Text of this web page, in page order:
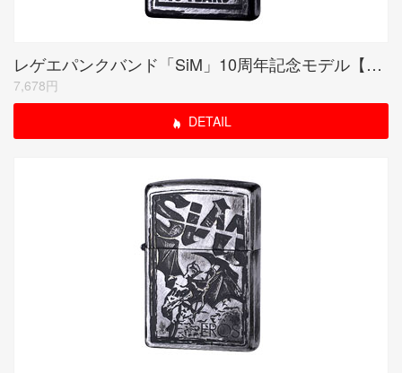
レゲエパンクバンド「SiM」10周年記念モデル【10YEARS】ユーズドブラック
7,678円
DETAIL